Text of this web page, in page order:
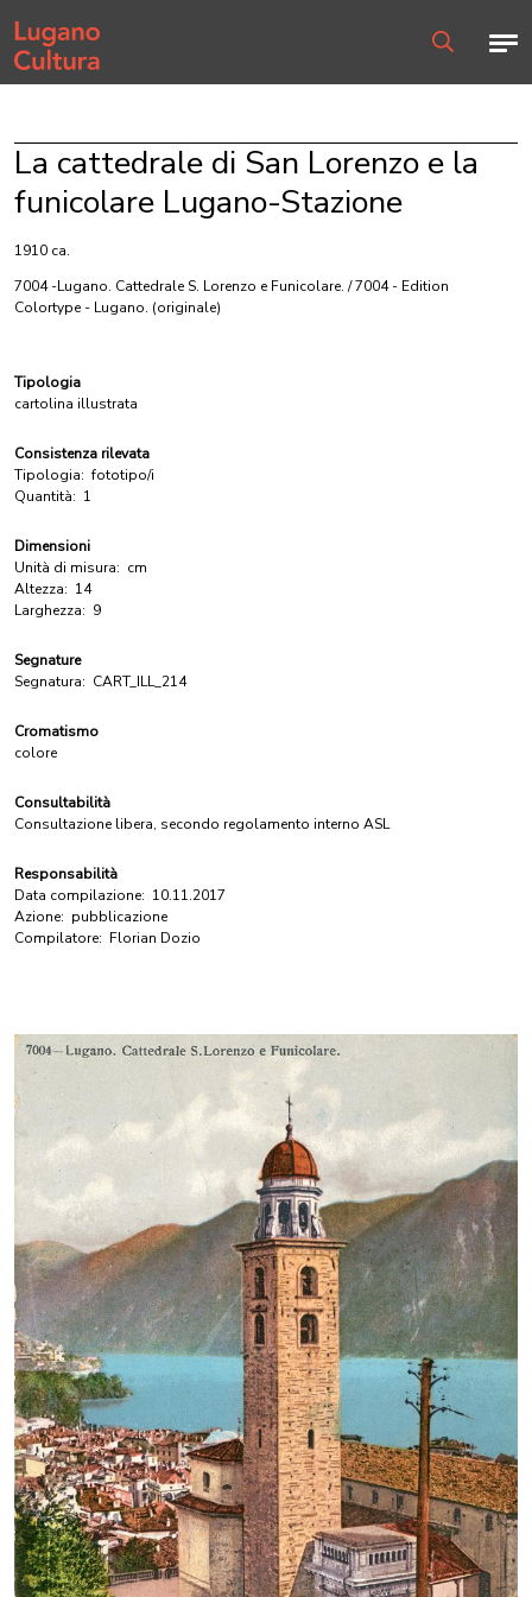
Home page
La cattedrale di San Lorenzo e la
funicolare Lugano-Stazione
1910 ca.
7004 -Lugano. Cattedrale S. Lorenzo e Funicolare. / 7004 - Edition
Colortype - Lugano. (originale)
Tipologia
cartolina illustrata
Consistenza rilevata
Tipologia: fototipo/i
Quantità: 1
Dimensioni
Unità di misura: cm
Altezza: 14
Larghezza: 9
Segnature
Segnatura: CART_ILL_214
Cromatismo
colore
Consultabilità
Consultazione libera, secondo regolamento interno ASL
Responsabilità
Data compilazione: 10.11.2017
Azione: pubblicazione
Compilatore: Florian Dozio